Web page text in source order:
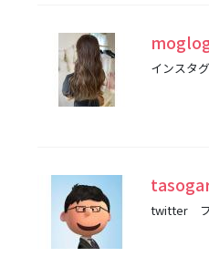
インスタ
twitter フ